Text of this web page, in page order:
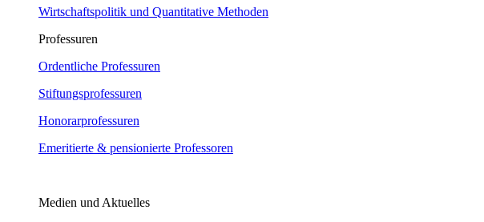
Wirtschaftspolitik und Quantitative Methoden
Professuren
Ordentliche Professuren
Stiftungsprofessuren
Honorarprofessuren
Emeritierte & pensionierte Professoren
Medien und Aktuelles